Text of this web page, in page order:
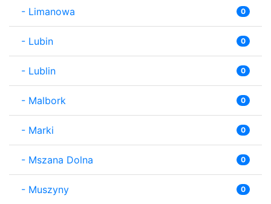
- Limanowa 0
- Lubin 0
- Lublin 0
- Malbork 0
- Marki 0
- Mszana Dolna 0
- Muszyny 0